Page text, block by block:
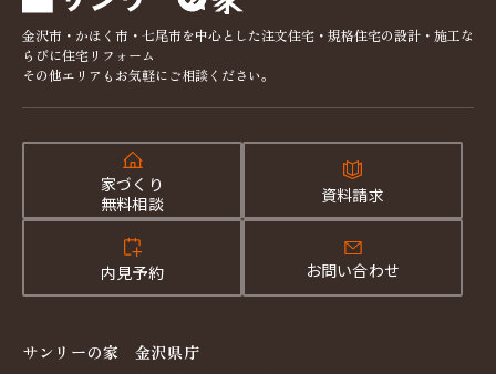
金沢市・かほく市・七尾市を中心とした注文住宅・規格住宅の設計・施工な
らびに住宅リフォーム
その他エリアもお気軽にご相談ください。
家づくり
無料相談
資料請求
内見予約 お問い合わせ
サンリーの家 金沢県庁